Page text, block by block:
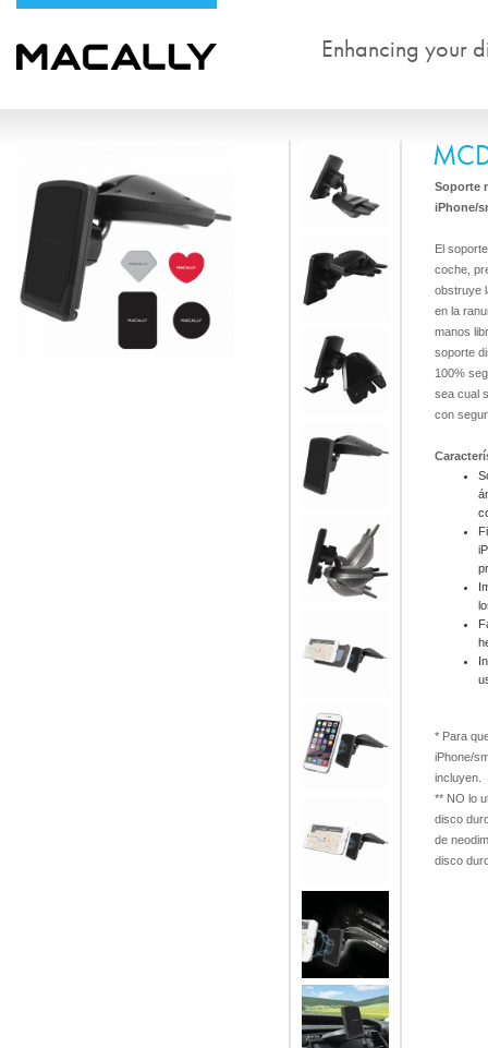
Enhancing your
Soporte
iPhone/
El
coche,
obstruye
en la
manos
soporte
100%
sea cual
con
* Para
iPhone/
incluyen.
** NO lo
disco
de
disco